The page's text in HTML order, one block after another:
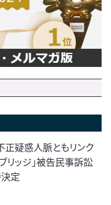
正疑惑人脈ともリンク
リッジ」被告民事訴訟
定